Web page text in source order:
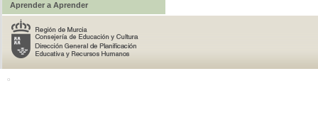
Aprender a Aprender
o